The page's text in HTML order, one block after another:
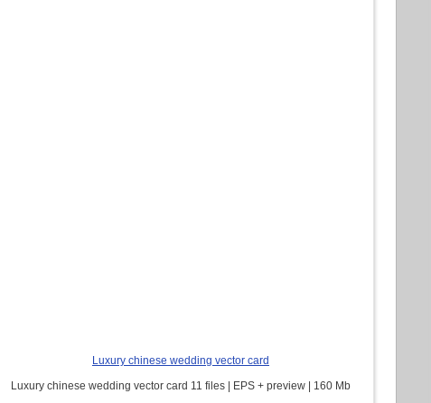
Luxury chinese wedding vector card
Luxury chinese wedding vector card 11 files | EPS + preview | 160 Mb